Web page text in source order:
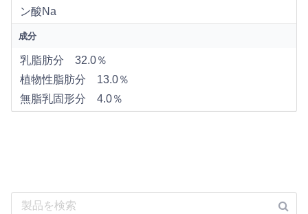
ン酸Na
成分
乳脂肪分 32.0％
植物性脂肪分 13.0％
無脂乳固形分 4.0％